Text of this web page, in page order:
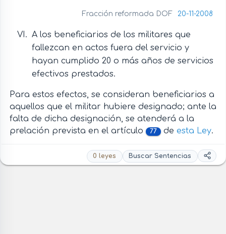
Fracción reformada DOF 20-11-2008
A los beneficiarios de los militares que
fallezcan en actos fuera del servicio y
hayan cumplido 20 o más años de servicios
efectivos prestados.
Para estos efectos, se consideran beneficiarios a
aquellos que el militar hubiere designado; ante la
falta de dicha designación, se atenderá a la
prelación prevista en el artículo
77 de esta Ley.
0 leyes Buscar Sentencias